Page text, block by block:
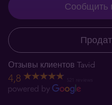
Сообщить
Отзывы клиентов Tavid
4,8